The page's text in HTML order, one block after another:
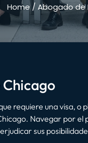
Home/ Abogado de
requiere una visa,
Navegar por
sus